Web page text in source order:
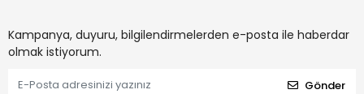
Kampanya, duyuru, bilgilendirmelerden e-posta ile haberdar
olmak istiyorum.
Gönder